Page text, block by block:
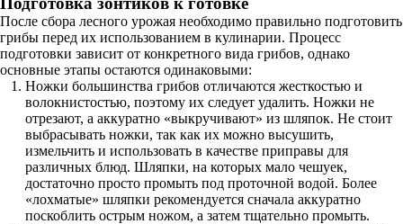
После сбора лесного урожая необходимо правильно подготовить
грибы перед их использованием в кулинарии. Процесс
подготовки зависит от конкретного вида грибов, однако
основные этапы остаются одинаковыми:
Ножки большинства грибов отличаются жесткостью и
волокнистостью, поэтому их следует удалить. Ножки не
отрезают, а аккуратно «выкручивают» из шляпок. Не стоит
выбрасывать ножки, так как их можно высушить,
измельчить и использовать в качестве приправы для
различных блюд. Шляпки, на которых мало чешуек,
достаточно просто промыть под проточной водой. Более
«лохматые» шляпки рекомендуется сначала аккуратно
поскоблить острым ножом, а затем тщательно промыть.